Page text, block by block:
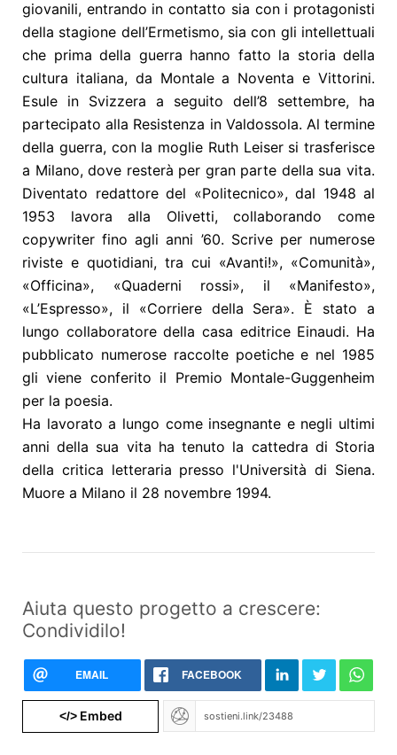
giovanili, entrando in contatto sia con i protagonisti
della stagione dell’Ermetismo, sia con gli intellettuali
che prima della guerra hanno fatto la storia della
cultura italiana, da Montale a Noventa e Vittorini.
Esule in Svizzera a seguito dell’8 settembre, ha
partecipato alla Resistenza in Valdossola. Al termine
della guerra, con la moglie Ruth Leiser si trasferisce
a Milano, dove resterà per gran parte della sua vita.
Diventato redattore del «Politecnico», dal 1948 al
1953 lavora alla Olivetti, collaborando come
copywriter fino agli anni ’60. Scrive per numerose
riviste e quotidiani, tra cui «Avanti!», «Comunità»,
«Officina», «Quaderni rossi», il «Manifesto»,
«L’Espresso», il «Corriere della Sera». È stato a
lungo collaboratore della casa editrice Einaudi. Ha
pubblicato numerose raccolte poetiche e nel 1985
gli viene conferito il Premio Montale-Guggenheim
per la poesia.
Ha lavorato a lungo come insegnante e negli ultimi
anni della sua vita ha tenuto la cattedra di Storia
della critica letteraria presso l'Università di Siena.
Muore a Milano il 28 novembre 1994.
Aiuta questo progetto a crescere:
Condividilo!
EMAIL FACEBOOK
</>Embed